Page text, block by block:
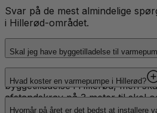
Svar på de mest almindelige
i Hillerød-området.
Skal jeg have byggetilladelse til
Mindre varmepumper under 10
byggetilladelse i Hillerød, men
afstandskrav på 3 meter til skel
maksimalt 40 dB. Større
Hvad koster en varmepumpe i Hillerød?
Luft-til-vand varmepumper til
Hvornår på året er det bedst at installere